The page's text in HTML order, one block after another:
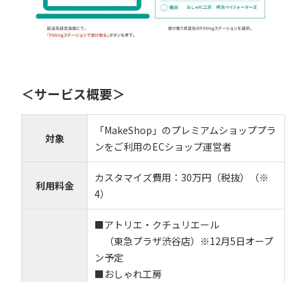
＜サービス概要＞
対象
「MakeShop」のプレミアムショッププラ
ンをご利用のECショップ運営者
利用料金
カスタマイズ費用：30万円（税抜）（※
4）
■アトリエ・クチュリエール
（東急プラザ渋谷店）※12月5日オープ
ン予定
■おしゃれ工房